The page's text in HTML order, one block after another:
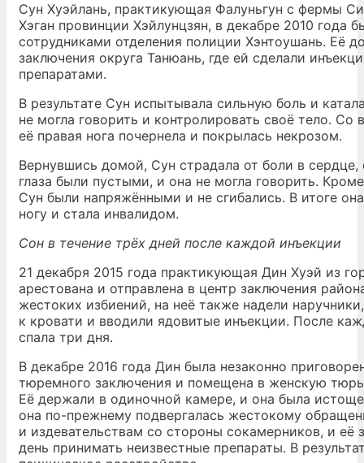
Сун Хуэйлань, практикующая Фалуньгун с фермы
Хэган провинции Хэйлунцзян, в декабре 2010 года
сотрудниками отделения полиции Хэнтоушань. Её
заключения округа Танюань, где ей сделали
препаратами.
В результате Сун испытывала сильную боль и
не могла говорить и контролировать своё тело. Со
её правая нога почернела и покрылась некрозом.
Вернувшись домой, Сун страдала от боли в сердце,
глаза были пустыми, и она не могла говорить.
Сун были напряжёнными и не сгибались. В итоге
ногу и стала инвалидом.
Сон в течение трёх дней после каждой инъекции
21 декабря 2015 года практикующая Дин Хуэй из
арестована и отправлена в центр заключения
жестоких избиений, на неё также надели
к кровати и вводили ядовитые инъекции. После
спала три дня.
В декабре 2016 года Дин была незаконно
тюремного заключения и помещена в женскую
Её держали в одиночной камере, и она была
она по-прежнему подвергалась жестокому
и издевательствам со стороны сокамерников, и её
день принимать неизвестные препараты. В